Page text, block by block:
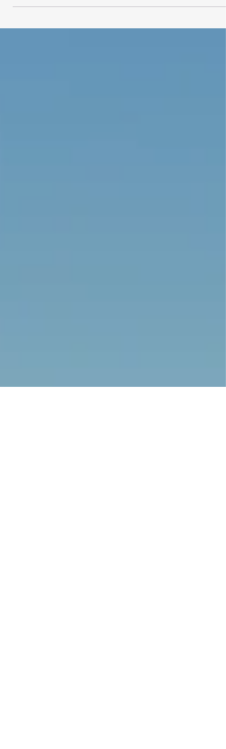
stile Dacia Duster 2025: la scelta di chi
tempi Riassunto La Dacia Duster...